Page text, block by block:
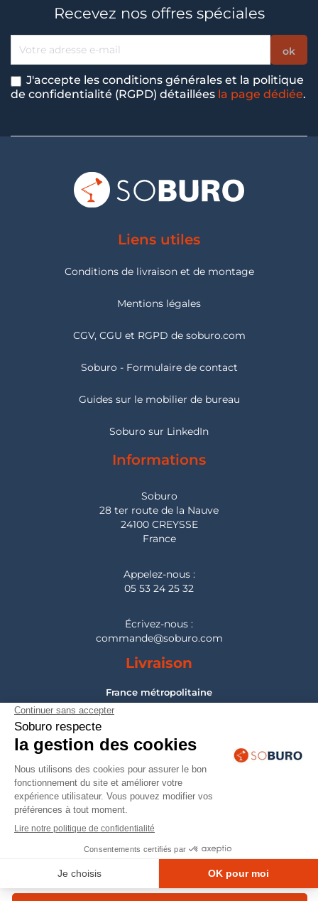
Recevez nos offres spéciales
J'accepte les conditions générales et la politique
de confidentialité (RGPD) détaillées la page dédiée.
Liens utiles
Conditions de livraison et de montage
Mentions légales
CGV, CGU et RGPD de soburo.com
Soburo - Formulaire de contact
Guides sur le mobilier de bureau
Soburo sur LinkedIn
Informations
Soburo
28 ter route de la Nauve
24100 CREYSSE
France
Appelez-nous :
05 53 24 25 32
Écrivez-nous :
commande@soburo.com
Livraison
France métropolitaine
Pour les DOM-TOM, Belgique, Suisse, Luxembourg :
Montage
France métropolitaine
nous consulter
© 2026 — Mobilier professionnel Soburo